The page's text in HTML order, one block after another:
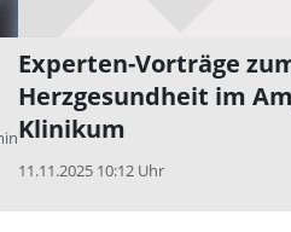
Experten-Vorträge
Herzgesundheit im
Klinikum
11.11.2025 10:12 Uhr